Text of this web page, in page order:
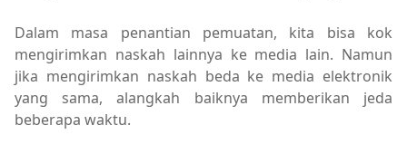
Dalam masa penantian pemuatan, kita bisa kok
mengirimkan naskah lainnya ke media lain. Namun
jika mengirimkan naskah beda ke media elektronik
yang sama, alangkah baiknya memberikan jeda
beberapa waktu.